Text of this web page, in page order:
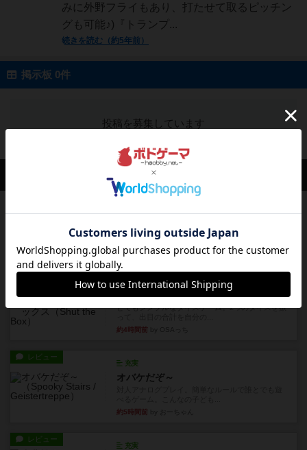
みに外野フライもあり、打たせて取るピッチン
グも可能♪)『トランプ...
続きを読む（約5年前）
掲示板 0件
投稿を募集しています
会員の新しい投稿
充実
エコーズ・オブ・タイム
カードゲームにファイナルファンタジーのアクテ
ィブタイムバトル（もしくは...
約4時間前
シャット・ザ・ボックス
とてもシンプルなダイスゲーム。2つのダイスを振
約4時間前
レビュー
充実
オバケだぞ～
約5時間前
レビュー
充実